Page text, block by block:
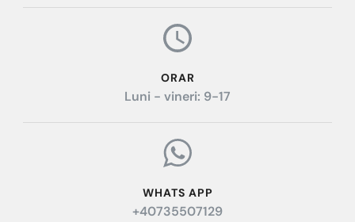
ORAR
Luni - vineri: 9-17
WHATS APP
+40735507129